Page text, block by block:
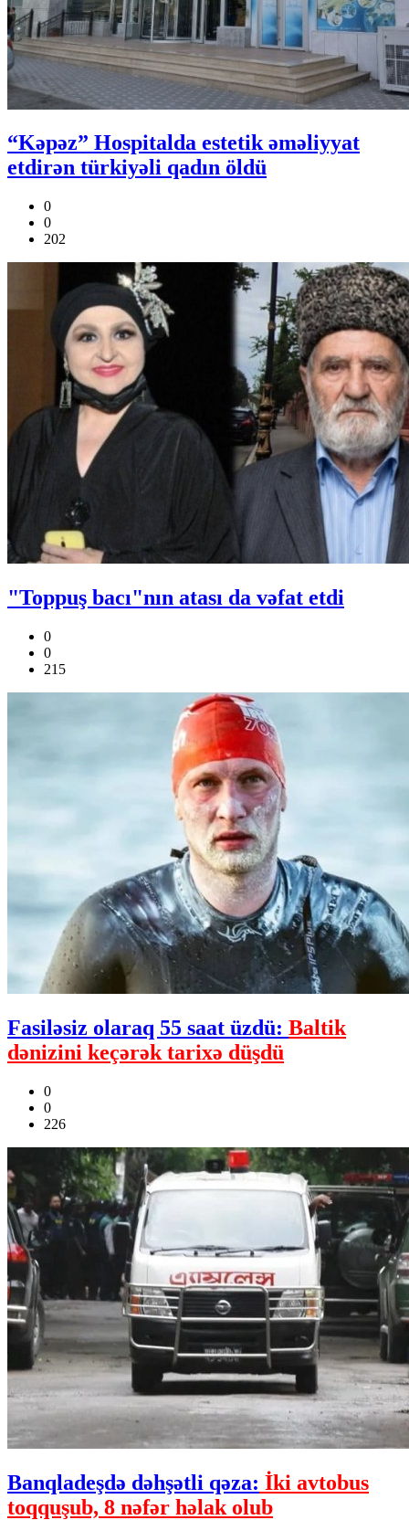
“Kəpəz” Hospitalda estetik əməliyyat
etdirən türkiyəli qadın öldü
0
0
202
"Toppuş bacı"nın atası da vəfat etdi
0
0
215
Fasiləsiz olaraq 55 saat üzdü: Baltik
dənizini keçərək tarixə düşdü
0
0
226
Banqladeşdə dəhşətli qəza: İki avtobus
toqquşub, 8 nəfər həlak olub